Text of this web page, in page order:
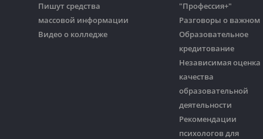
Пишут средства
массовой информации
Видео о колледже
"Профессия+"
Разговоры о важном
Образовательное
кредитование
Независимая оценка
качества
образовательной
деятельности
Рекомендации
психологов для